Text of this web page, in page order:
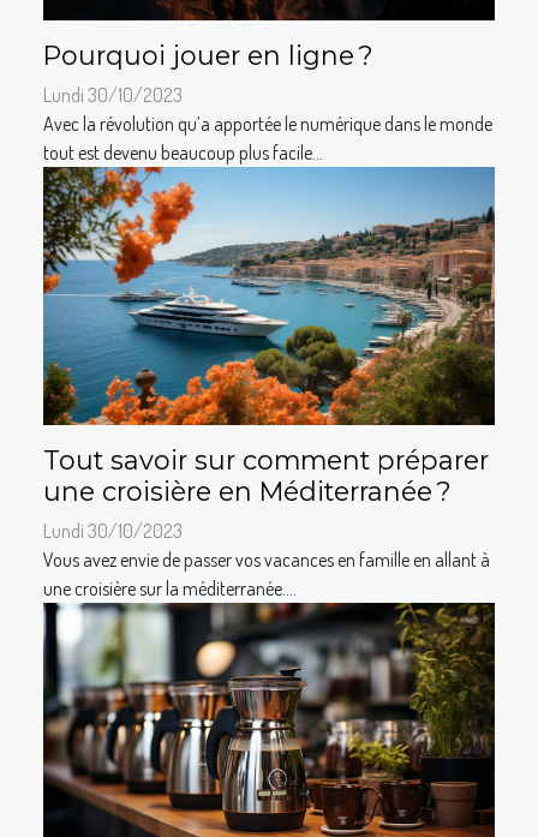
Pourquoi jouer en ligne ?
Lundi 30/10/2023
Avec la révolution qu’a apportée le numérique dans le monde
tout est devenu beaucoup plus facile...
Tout savoir sur comment préparer
une croisière en Méditerranée ?
Lundi 30/10/2023
Vous avez envie de passer vos vacances en famille en allant à
une croisière sur la méditerranée....